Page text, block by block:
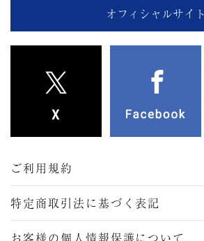
オフィシャルサイト
ご利用規約
特定商取引法に基づく表記
お客様の個人情報保護について